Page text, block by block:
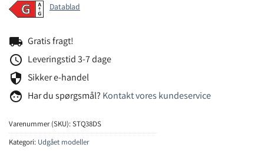
Datablad
local_shipping Gratis fragt!
schedule Leveringstid 3-7 dage
security Sikker e-handel
face Har du spørgsmål? Kontakt vores kundeservice
Varenummer (SKU):STQ38DS
Kategori: Udgået modeller